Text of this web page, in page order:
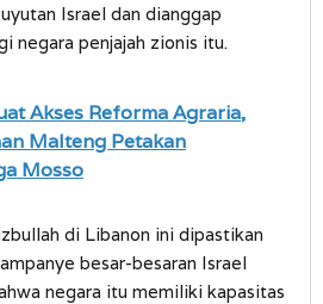
Israel dan dianggap
negara penjajah zionis itu.
Akses Reforma Agraria,
Malteng Petakan
Mosso
di Libanon ini dipastikan
besar-besaran Israel
negara itu memiliki kapasitas